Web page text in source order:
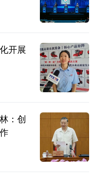
开展
：创